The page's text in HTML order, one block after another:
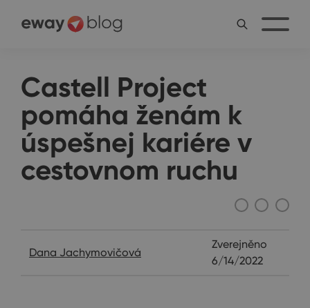
Castell Project
pomáha ženám k
úspešnej kariére v
cestovnom ruchu
Dana Jachymovičová
Zverejněno
6/14/2022